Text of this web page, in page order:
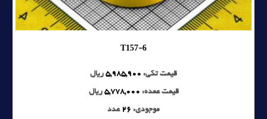
T157-6
قیمت تکی: 5,985,900 ریال
قیمت عمده: 5,778,000 ریال
موجودی: 26 عدد